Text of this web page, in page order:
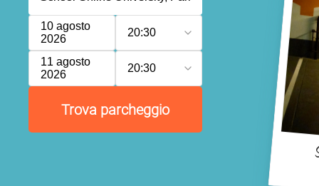
10 agosto
2026
20:30
11 agosto
2026
20:30
Trova parcheggio